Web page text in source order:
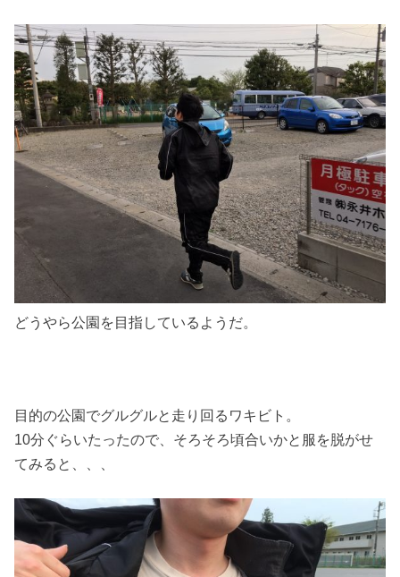
どうやら公園を目指しているようだ。
目的の公園でグルグルと走り回るワキビト。
10分ぐらいたったので、そろそろ頃合いかと服を脱がせ
てみると、、、